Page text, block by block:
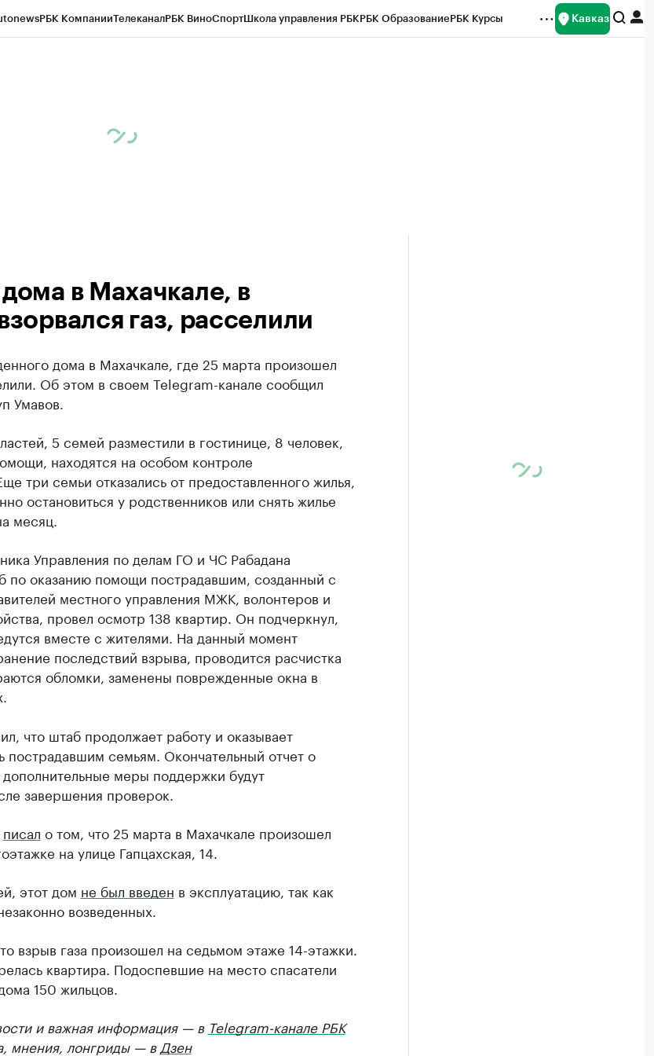
РБК КомпанииТелеканалРБК ВиноСпортШкола управления РБКРБК ОбразованиеРБК Курсы Кавказ
в Махачкале, в
газ, расселили
дома в Махачкале, где 25 марта произошел
Об этом в своем Telegram-канале сообщил
Умавов.
5 семей разместили в гостинице, 8 человек,
находятся на особом контроле
три семьи отказались от предоставленного жилья,
остановиться у родственников или снять жилье
месяц.
Управления по делам ГО и ЧС Рабадана
по оказанию помощи пострадавшим, созданный с
местного управления МЖК, волонтеров и
провел осмотр 138 квартир. Он подчеркнул,
вместе с жителями. На данный момент
последствий взрыва, проводится расчистка
обломки, заменены поврежденные окна в
что штаб продолжает работу и оказывает
семьям. Окончательный отчет о
меры поддержки будут
завершения проверок.
писал о том, что 25 марта в Махачкале произошел
на улице Гапцахская, 14.
этот дом не был введен в эксплуатацию, так как
возведенных.
взрыв газа произошел на седьмом этаже 14-этажки.
квартира. Подоспевшие на место спасатели
150 жильцов.
и важная информация — в Telegram-канале РБК
мнения, лонгриды — в Дзен